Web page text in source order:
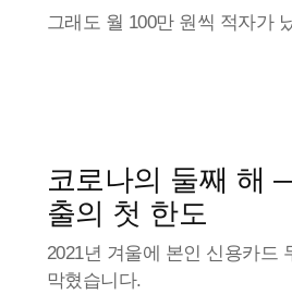
그래도 월 100만 원씩 적자가
코로나의 둘째 해
출의 첫 한도
2021년 겨울에 본인 신용카드
막혔습니다.